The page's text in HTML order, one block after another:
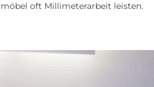
oft Millimeterarbeit leisten.